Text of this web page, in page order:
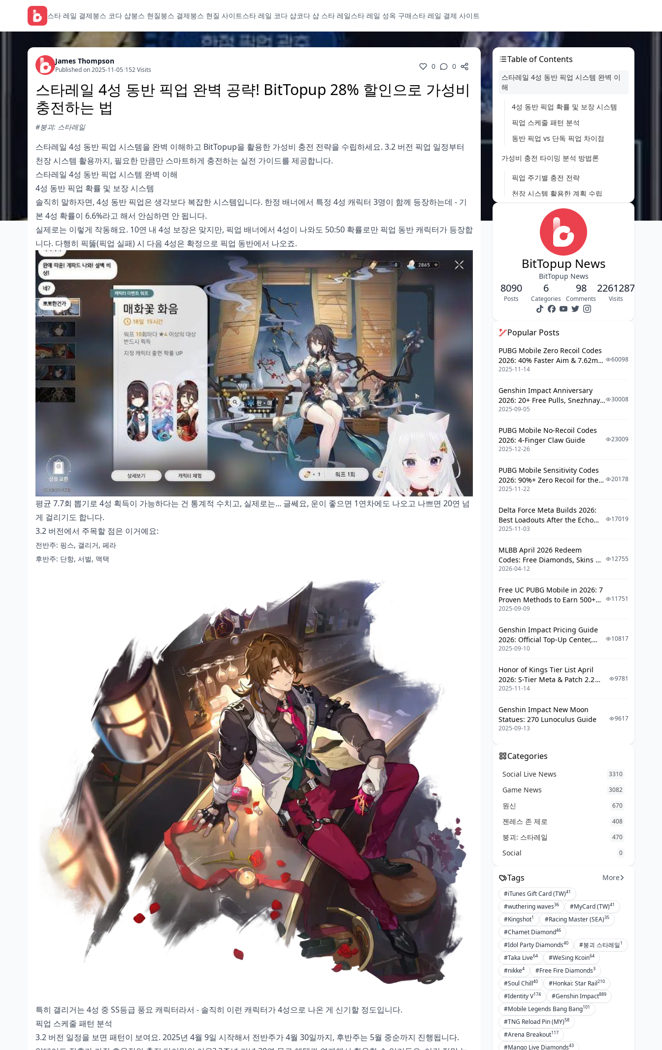
스타 레일 결제붕스 코다 샵붕스 현질붕스 결제붕스 현질 사이트스타 레일 코다 샵코다 샵 스타 레일스타 레일 성옥 구매스타 레일 결제 사이트
James Thompson
Published on 2025-11-05/152 Visits 0 0
스타레일 4성 동반 픽업 완벽 공략! BitTopup 28% 할인으로 가성비
충전하는 법
#붕괴: 스타레일
스타레일 4성 동반 픽업 시스템을 완벽 이해하고 BitTopup을 활용한 가성비 충전 전략을 수립하세요. 3.2 버전 픽업 일정부터
천장 시스템 활용까지, 필요한 만큼만 스마트하게 충전하는 실전 가이드를 제공합니다.
스타레일 4성 동반 픽업 시스템 완벽 이해
4성 동반 픽업 확률 및 보장 시스템
솔직히 말하자면, 4성 동반 픽업은 생각보다 복잡한 시스템입니다. 한정 배너에서 특정 4성 캐릭터 3명이 함께 등장하는데 - 기
본 4성 확률이 6.6%라고 해서 안심하면 안 됩니다.
실제로는 이렇게 작동해요. 10연 내 4성 보장은 맞지만, 픽업 배너에서 4성이 나와도 50:50 확률로만 픽업 동반 캐릭터가 등장합
니다. 다행히 픽뚫(픽업 실패) 시 다음 4성은 확정으로 픽업 동반에서 나오죠.
평균 7.7회 뽑기로 4성 획득이 가능하다는 건 통계적 수치고, 실제로는... 글쎄요, 운이 좋으면 1연차에도 나오고 나쁘면 20연 넘
게 걸리기도 합니다.
3.2 버전에서 주목할 점은 이거예요:
전반주: 핑스, 갤리거, 페라
후반주: 단항, 서벌, 맥택
특히 갤리거는 4성 중 SS등급 풍요 캐릭터라서 - 솔직히 이런 캐릭터가 4성으로 나온 게 신기할 정도입니다.
픽업 스케줄 패턴 분석
3.2 버전 일정을 보면 패턴이 보여요. 2025년 4월 9일 시작해서 전반주가 4월 30일까지, 후반주는 5월 중순까지 진행됩니다.
Table of Contents
스타레일 4성 동반 픽업 시스템 완벽 이
해
4성 동반 픽업 확률 및 보장 시스템
픽업 스케줄 패턴 분석
동반 픽업 vs 단독 픽업 차이점
가성비 충전 타이밍 분석 방법론
픽업 주기별 충전 전략
천장 시스템 활용한 계획 수립
개인 예산에 맞는 충전 계획
BitTopup 스타레일 충전 완벽 가이드
BitTopup 서비스 소개 및 특징
충전 방법 단계별 안내
안전성 및 신뢰도 검증
공식 충전 vs BitTopup 상세 비교 분석
충전 속도 및 편의성
픽업별 최적 충전 전략 수립
신규 5성 픽업 대응 전략
4성 동반 우선 픽업 전략
소액 충전의 장점과 활용법
필요한 만큼만 충전하는 이유
소액 충전으로 리스크 관리
충전 타이밍 실전 사례 분석
성공적인 픽업 사례
이벤트 및 혜택 기간 활용 전략
월간 패스 최적 구매 시기
계정 보안 체크리스트
충전 관련 흔한 실수
향후 픽업 스케줄 대비 충전 계획
버전 업데이트 패턴 분석
예상 픽업 일정 대비 전략
자주 묻는 질문 (FAQ)
BitTopup News
BitTopup News
8090
Posts
6
Categories
98
Comments
2261287
Visits
Popular Posts
PUBG Mobile Zero Recoil Codes
2026: 40% Faster Aim & 7.62mm
Weapon Adjustments
2025-11-14
60098
Genshin Impact Anniversary
2026: 20+ Free Pulls, Snezhnaya
Roadmap & Complete Guide
2025-09-05
30008
PUBG Mobile No-Recoil Codes
2026: 4-Finger Claw Guide
2025-12-26
23009
PUBG Mobile Sensitivity Codes
2026: 90%+ Zero Recoil for the
V4.4 M416 & AUG Meta
2025-11-22
20178
Delta Force Meta Builds 2026:
Best Loadouts After the Echo
Season Update
2025-11-03
17019
MLBB April 2026 Redeem
Codes: Free Diamonds, Skins &
Starlight Rewards
2026-04-12
12755
Free UC PUBG Mobile in 2026: 7
Proven Methods to Earn 500+
UC (V4.3 & RPA18 Updates)
2025-09-09
11751
Genshin Impact Pricing Guide
2026: Official Top-Up Center,
Platform Differences, and
2025-09-10
10817
Honor of Kings Tier List April
2026: S-Tier Meta & Patch 2.2
Changes
2025-11-14
9781
Genshin Impact New Moon
Statues: 270 Lunoculus Guide
2025-09-13
9617
Categories
Social Live News 3310
Game News 3082
원신 670
젠레스 존 제로 408
붕괴: 스타레일 470
Social 0
Tags More
#iTunes Gift Card (TW)41
#wuthering waves36 #MyCard (TW)41
#Kingshot1 #Racing Master (SEA)35
#Chamet Diamond46
#Idol Party Diamonds40 #붕괴 스타레일1
#Taka Live64 #WeSing Kcoin64
#nikke4 #Free Fire Diamonds3
#Soul Chill40 #Honkai: Star Rail210
#Identity V174 #Genshin Impact889
#Mobile Legends Bang Bang101
#TNG Reload Pin (MY)58
#Arena Breakout117
#Mango Live Diamonds43